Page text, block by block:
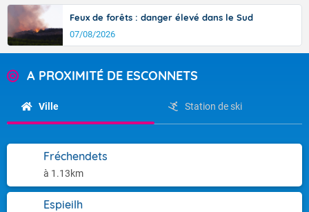
Feux de forêts : danger élevé dans le Sud
07/08/2026
A PROXIMITÉ DE ESCONNETS
Ville Station de ski
Fréchendets
à 1.13km
Espieilh